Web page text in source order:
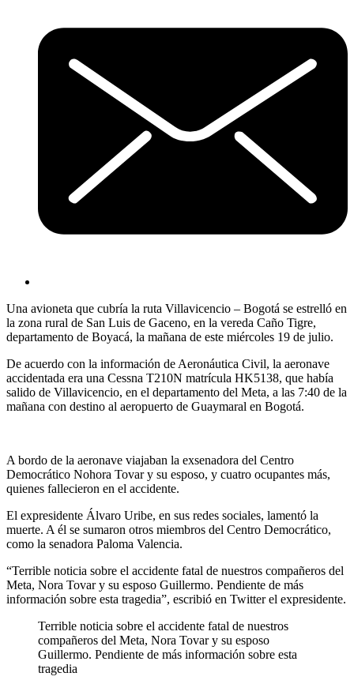
Una avioneta que cubría la ruta Villavicencio – Bogotá se estrelló en
la zona rural de San Luis de Gaceno, en la vereda Caño Tigre,
departamento de Boyacá, la mañana de este miércoles 19 de julio.
De acuerdo con la información de Aeronáutica Civil, la aeronave
accidentada era una Cessna T210N matrícula HK5138, que había
salido de Villavicencio, en el departamento del Meta, a las 7:40 de la
mañana con destino al aeropuerto de Guaymaral en Bogotá.
A bordo de la aeronave viajaban la exsenadora del Centro
Democrático Nohora Tovar y su esposo, y cuatro ocupantes más,
quienes fallecieron en el accidente.
El expresidente Álvaro Uribe, en sus redes sociales, lamentó la
muerte. A él se sumaron otros miembros del Centro Democrático,
como la senadora Paloma Valencia.
“Terrible noticia sobre el accidente fatal de nuestros compañeros del
Meta, Nora Tovar y su esposo Guillermo. Pendiente de más
información sobre esta tragedia”, escribió en Twitter el expresidente.
Terrible noticia sobre el accidente fatal de nuestros
compañeros del Meta, Nora Tovar y su esposo
Guillermo. Pendiente de más información sobre esta
tragedia